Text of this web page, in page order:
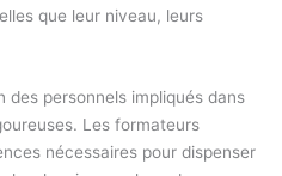
que leur niveau, leurs
personnels impliqués dans
Les formateurs
nécessaires pour dispenser